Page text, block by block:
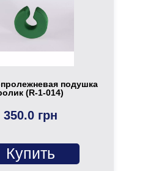
подушка
(R-1-014)
350.0 грн
Купить